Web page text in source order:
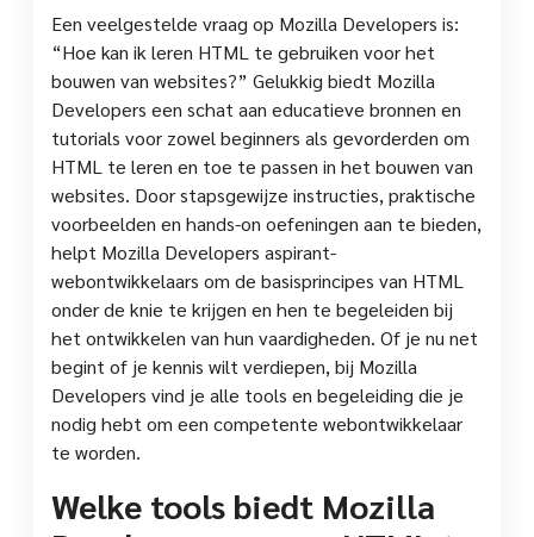
Een veelgestelde vraag op Mozilla Developers is:
“Hoe kan ik leren HTML te gebruiken voor het
bouwen van websites?” Gelukkig biedt Mozilla
Developers een schat aan educatieve bronnen en
tutorials voor zowel beginners als gevorderden om
HTML te leren en toe te passen in het bouwen van
websites. Door stapsgewijze instructies, praktische
voorbeelden en hands-on oefeningen aan te bieden,
helpt Mozilla Developers aspirant-
webontwikkelaars om de basisprincipes van HTML
onder de knie te krijgen en hen te begeleiden bij
het ontwikkelen van hun vaardigheden. Of je nu net
begint of je kennis wilt verdiepen, bij Mozilla
Developers vind je alle tools en begeleiding die je
nodig hebt om een competente webontwikkelaar
te worden.
Welke tools biedt Mozilla